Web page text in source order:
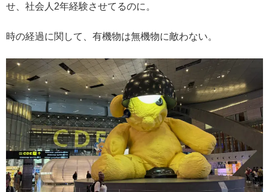
せ、社会人2年経験させてるのに。
時の経過に関して、有機物は無機物に敵わない。